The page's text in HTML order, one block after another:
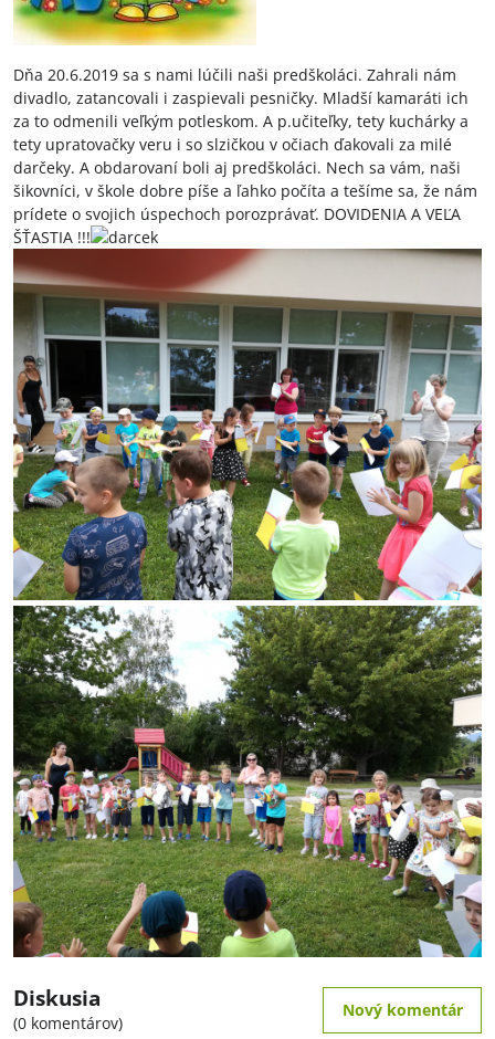
Dňa 20.6.2019 sa s nami lúčili naši predškoláci. Zahrali nám
divadlo, zatancovali i zaspievali pesničky. Mladší kamaráti ich
za to odmenili veľkým potleskom. A p.učiteľky, tety kuchárky a
tety upratovačky veru i so slzičkou v očiach ďakovali za milé
darčeky. A obdarovaní boli aj predškoláci. Nech sa vám, naši
šikovníci, v škole dobre píše a ľahko počíta a tešíme sa, že nám
prídete o svojich úspechoch porozprávať. DOVIDENIA A VEĽA
ŠŤASTIA !!!
Diskusia
(0 komentárov)
Nový komentár